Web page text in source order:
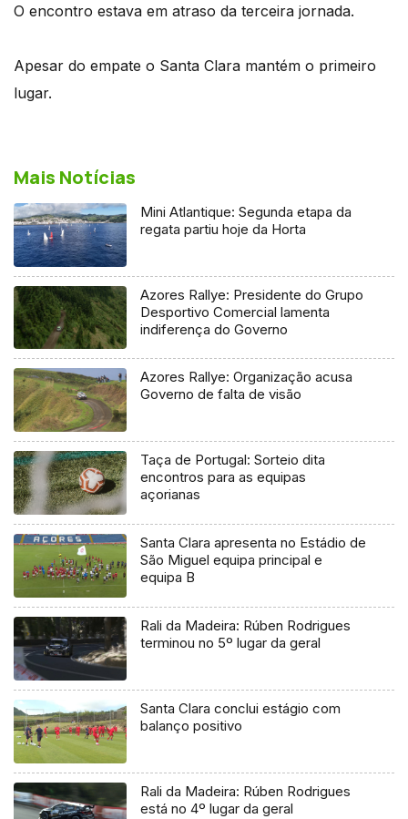
O encontro estava em atraso da terceira jornada.
Apesar do empate o Santa Clara mantém o primeiro
lugar.
Mais Notícias
Mini Atlantique: Segunda etapa da
regata partiu hoje da Horta
Azores Rallye: Presidente do Grupo
Desportivo Comercial lamenta
indiferença do Governo
Azores Rallye: Organização acusa
Governo de falta de visão
Taça de Portugal: Sorteio dita
encontros para as equipas
açorianas
Santa Clara apresenta no Estádio de
São Miguel equipa principal e
equipa B
Rali da Madeira: Rúben Rodrigues
terminou no 5º lugar da geral
Santa Clara conclui estágio com
balanço positivo
Rali da Madeira: Rúben Rodrigues
está no 4º lugar da geral